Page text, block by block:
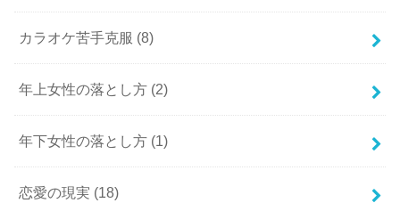
カラオケ苦手克服 (8)
年上女性の落とし方 (2)
年下女性の落とし方 (1)
恋愛の現実 (18)